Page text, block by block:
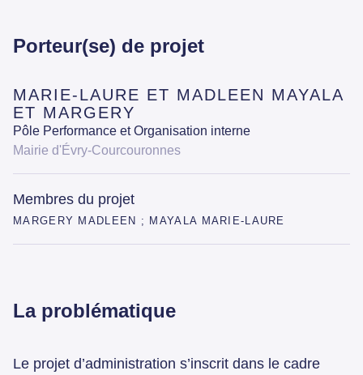
Porteur(se) de projet
MARIE-LAURE ET MADLEEN MAYALA
ET MARGERY
Pôle Performance et Organisation interne
Mairie d'Évry-Courcouronnes
Membres du projet
MARGERY MADLEEN ; MAYALA MARIE-LAURE
La problématique
Le projet d’administration s’inscrit dans le cadre